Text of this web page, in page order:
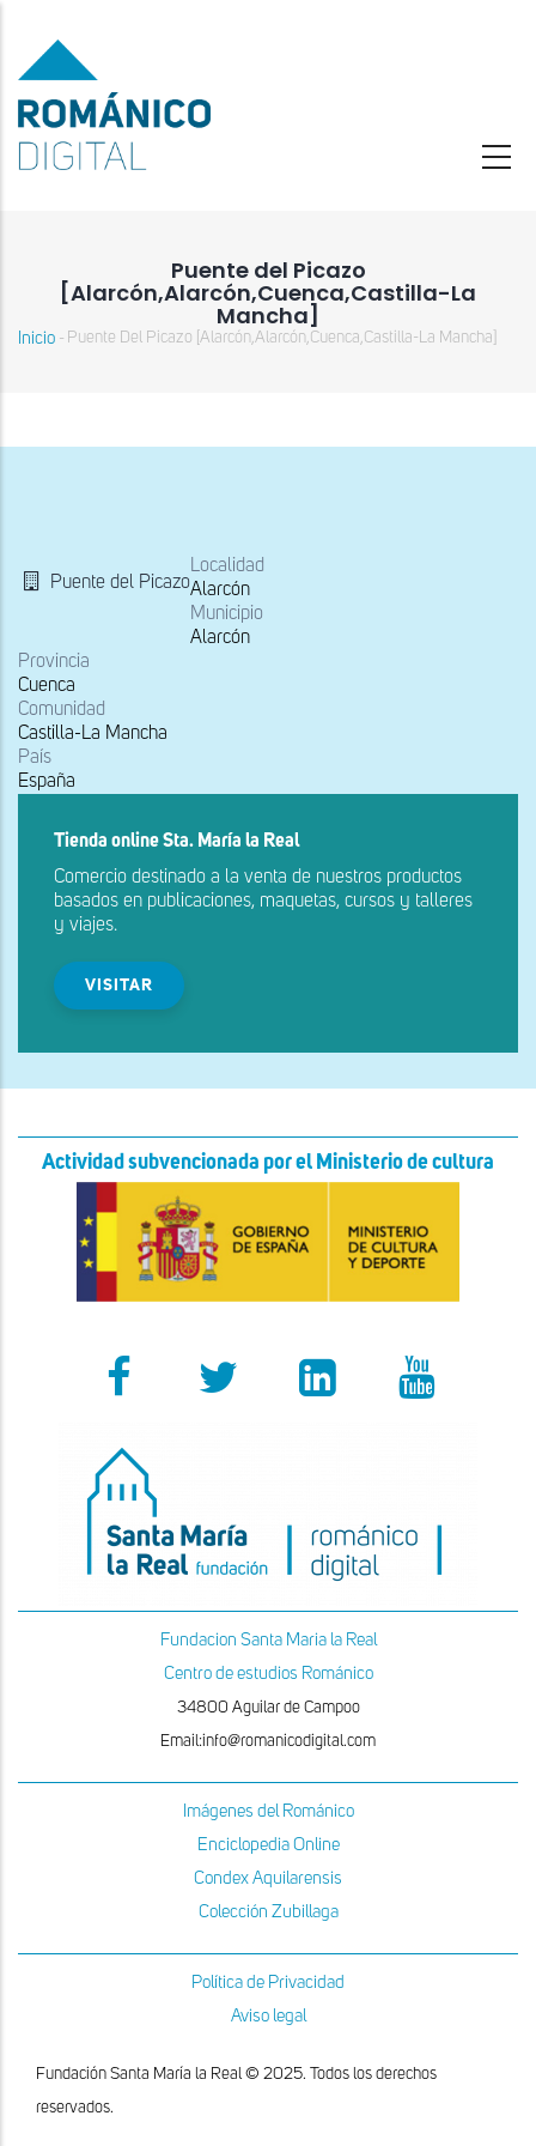
contenido
principal
Puente del Picazo
[Alarcón,Alarcón,Cuenca,Castilla-La
Mancha]
navegación
Inicio - Puente Del Picazo [Alarcón,Alarcón,Cuenca,Castilla-La Mancha]
Puente del Picazo
Localidad
Alarcón
Municipio
Alarcón
Provincia
Cuenca
Comunidad
Castilla-La Mancha
País
España
Tienda online Sta. María la Real
Comercio destinado a la venta de nuestros productos
basados en publicaciones, maquetas, cursos y talleres
y viajes.
VISITAR
Actividad subvencionada por el Ministerio de cultura
Fundacion Santa Maria la Real
Centro de estudios Románico
34800 Aguilar de Campoo
Email:info@romanicodigital.com
Imágenes del Románico
Enciclopedia Online
Condex Aquilarensis
Colección Zubillaga
Política de Privacidad
Aviso legal
Fundación Santa María la Real © 2025. Todos los derechos
reservados.